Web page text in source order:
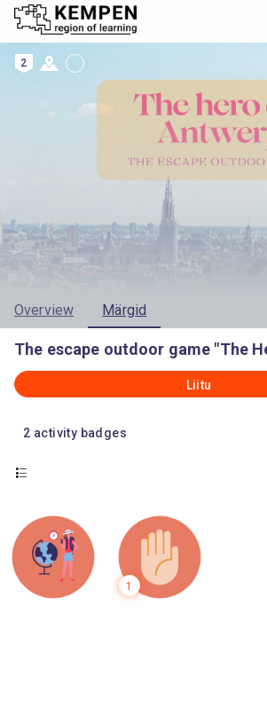
2
Overview Märgid
The escape outdoor game "The
Liitu
2 activity badges
1